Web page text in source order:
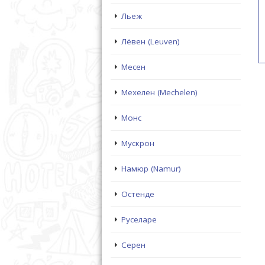
Льеж
Лёвен (Leuven)
Месен
Мехелен (Mechelen)
Монс
Мускрон
Намюр (Namur)
Остенде
Руселаре
Серен